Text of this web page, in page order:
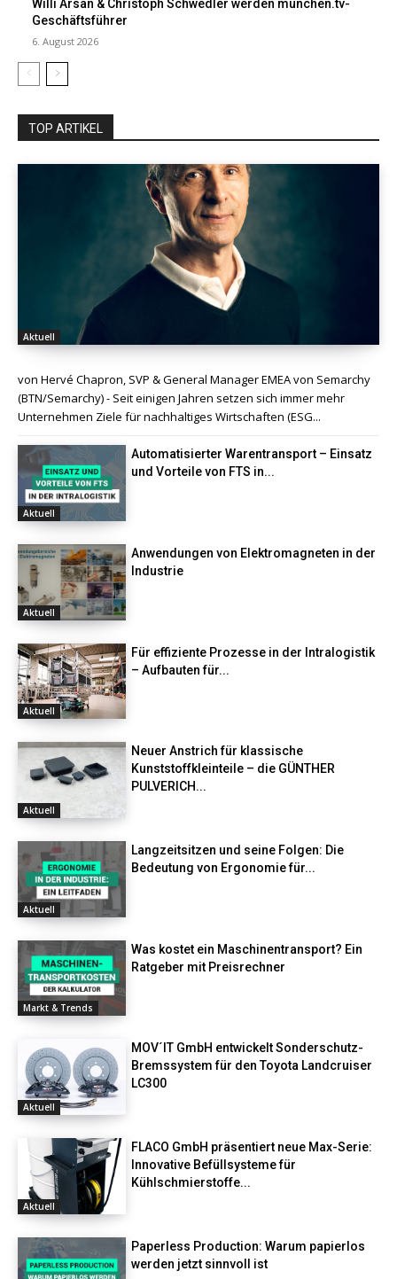
Willi Arsan & Christoph Schwedler werden münchen.tv-
Geschäftsführer
6. August 2026
TOP ARTIKEL
Aktuell
von Hervé Chapron, SVP & General Manager EMEA von Semarchy
(BTN/Semarchy) - Seit einigen Jahren setzen sich immer mehr
Unternehmen Ziele für nachhaltiges Wirtschaften (ESG...
Aktuell
Automatisierter Warentransport – Einsatz
und Vorteile von FTS in...
Aktuell
Anwendungen von Elektromagneten in der
Industrie
Aktuell
Für effiziente Prozesse in der Intralogistik
– Aufbauten für...
Aktuell
Neuer Anstrich für klassische
Kunststoffkleinteile – die GÜNTHER
PULVERICH...
Aktuell
Langzeitsitzen und seine Folgen: Die
Bedeutung von Ergonomie für...
Markt & Trends
Was kostet ein Maschinentransport? Ein
Ratgeber mit Preisrechner
Aktuell
MOV´IT GmbH entwickelt Sonderschutz-
Bremssystem für den Toyota Landcruiser
LC300
Aktuell
FLACO GmbH präsentiert neue Max-Serie:
Innovative Befüllsysteme für
Kühlschmierstoffe...
Paperless Production: Warum papierlos
werden jetzt sinnvoll ist